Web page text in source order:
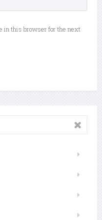
in this browser for the next